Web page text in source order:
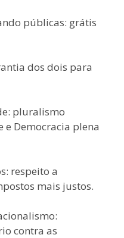
públicas: grátis
dos dois para
pluralismo
Democracia plena
respeito a
mais justos.
contra as